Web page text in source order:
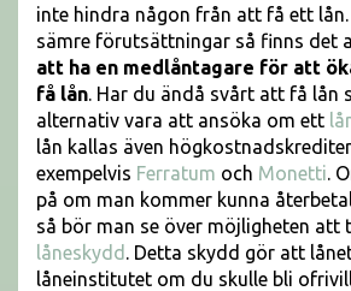
inte hindra någon från att få ett
sämre förutsättningar så finns det
att ha en medlåntagare för att
få lån. Har du ändå svårt att få lån
alternativ vara att ansöka om ett
lån kallas även
exempelvis Ferratum och Monetti.
på om man kommer kunna
så bör man se över möjligheten att
låneskydd . Detta skydd gör att
låneinstitutet om du skulle bli